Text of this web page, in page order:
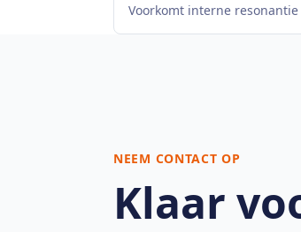
Voorkomt interne
NEEM CONTACT OP
Klaar